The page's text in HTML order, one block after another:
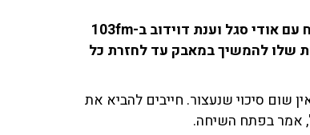
ניסן קלדרון, אחיו של עופר קלדרון ששוחרר משבי חמאס, שוחח עם אודי סגל וענת דוידוב ב-103fm
שלו להמשיך במאבק עד לחזרת כל
שום סיכוי שנעצור. חייבים להביא את
אמר בפתח השיחה.